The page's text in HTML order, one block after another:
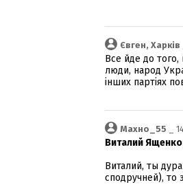
Євген, Харків
Все йде до
люди, народ
інших партіях
Махно_55 _
Виталий
Виталий, ты
сподручней), то